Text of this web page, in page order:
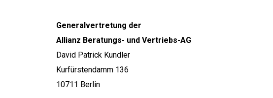
Generalvertretung der
Allianz Beratungs- und Vertriebs-AG
David Patrick Kundler
Kurfürstendamm 136
10711 Berlin